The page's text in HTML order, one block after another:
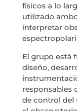
físicos a lo
utilizado
interpretar
El grupo está
diseño,
responsables
de control del